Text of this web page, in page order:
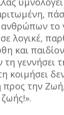
το
λογικέ,
και
τη γεννήσει
κοιμήσει
προς την